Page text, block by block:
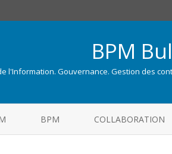
BPM
l'Information. Gouvernance. Gestion des
to
BPM COLLABORATION